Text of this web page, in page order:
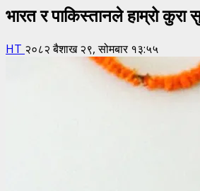
भारत र पाकिस्तानले हाम्रो कुरा
HT २०८२ बैशाख २९, सोमबार १३:५५